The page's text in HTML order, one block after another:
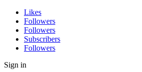
Likes
Followers
Followers
Subscribers
Followers
Sign in